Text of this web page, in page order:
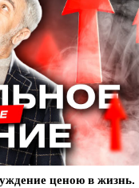
ценою в жизнь.